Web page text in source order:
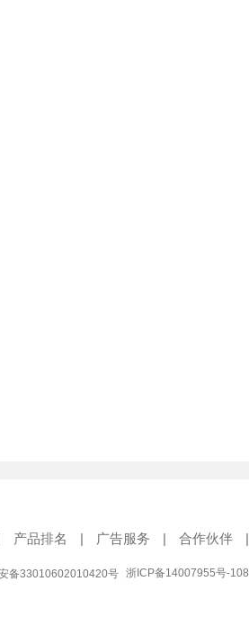
产品排名 | 广告服务 | 合作伙伴 |
备33010602010420号 浙ICP备14007955号-108